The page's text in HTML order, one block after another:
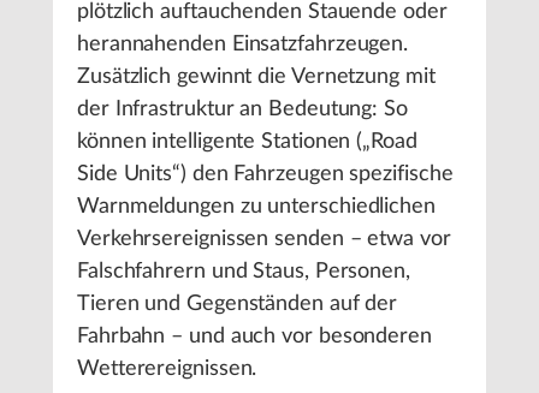
plötzlich auftauchenden Stauende oder
herannahenden Einsatzfahrzeugen.
Zusätzlich gewinnt die Vernetzung mit
der Infrastruktur an Bedeutung: So
können intelligente Stationen („Road
Side Units“) den Fahrzeugen spezifische
Warnmeldungen zu unterschiedlichen
Verkehrsereignissen senden – etwa vor
Falschfahrern und Staus, Personen,
Tieren und Gegenständen auf der
Fahrbahn – und auch vor besonderen
Wetterereignissen.